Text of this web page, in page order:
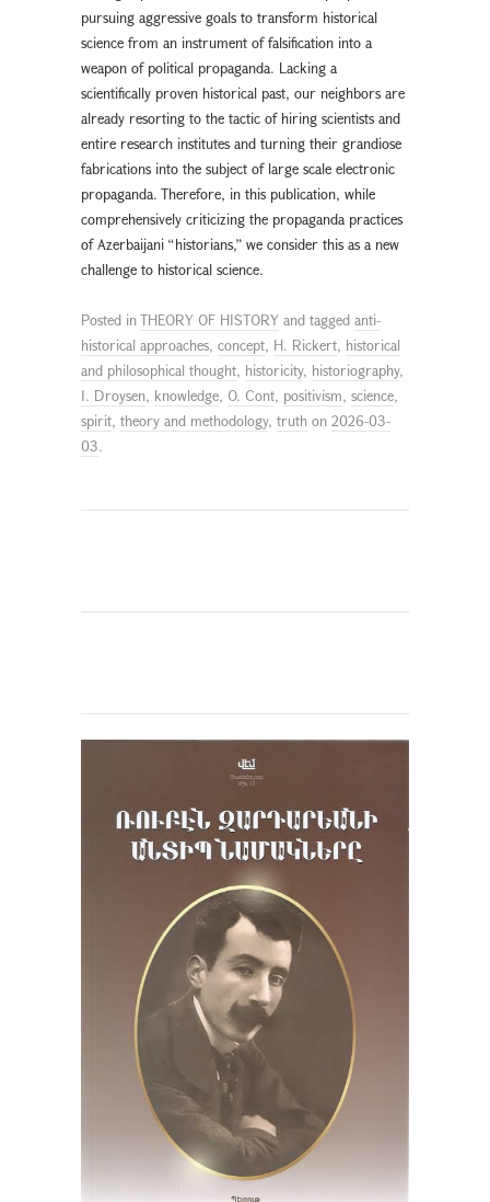
pursuing aggressive goals to transform historical
science from an instrument of falsification into a
weapon of political propaganda. Lacking a
scientifically proven historical past, our neighbors are
already resorting to the tactic of hiring scientists and
entire research institutes and turning their grandiose
fabrications into the subject of large scale electronic
propaganda. Therefore, in this publication, while
comprehensively criticizing the propaganda practices
of Azerbaijani “historians,” we consider this as a new
challenge to historical science.
Posted inTHEORY OF HISTORY and tagged anti-
historical approaches, concept, H. Rickert, historical
and philosophical thought, historicity, historiography,
I. Droysen, knowledge, O. Cont, positivism, science,
spirit, theory and methodology, truth on 2026-03-
03.